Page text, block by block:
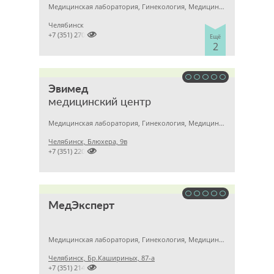
Медицинская лаборатория, Гинекология, Медицинский центр
Ещё
2
Челябинск

+7 (351) 2704800
Эвимед
медицинский центр
Медицинская лаборатория, Гинекология, Медицинский центр
Челябинск, Блюхера, 9в

+7 (351) 2201222
МедЭксперт
Медицинская лаборатория, Гинекология, Медицинский центр
Челябинск, Бр.Кашириных, 87-а

+7 (351) 2140314